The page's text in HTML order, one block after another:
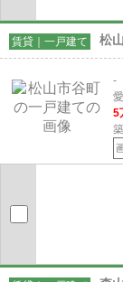
賃貸｜一戸建て 松
-
5